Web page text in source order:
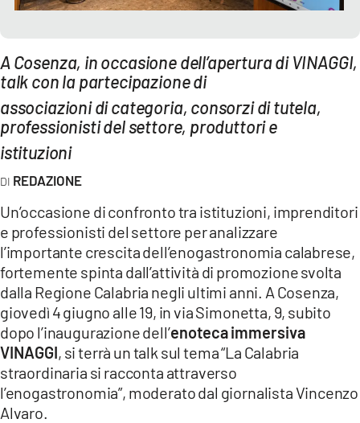
LAC ONAIR
LaC
Network
LACPLAY.IT
LACTV.IT
LACONAIR.IT
LACITYMAG.IT
ILREGGINO.IT
COSENZACHANNEL.IT
ILVIBONESE.IT
CATANZAROCHANNEL.IT
LACAPITALENEWS.IT
App
ANDROID
A Cosenza, in occasione dell’apertura di VINAGGI,
talk con la partecipazione di
associazioni di categoria, consorzi di tutela,
professionisti del settore, produttori e
istituzioni
REDAZIONE
Un’occasione di confronto tra istituzioni, imprenditori
e professionisti del settore per analizzare
l’importante crescita dell’enogastronomia calabrese,
fortemente spinta dall’attività di promozione svolta
dalla Regione Calabria negli ultimi anni. A Cosenza,
giovedì 4 giugno alle 19, in via Simonetta, 9, subito
dopo l’inaugurazione dell’enoteca immersiva
VINAGGI, si terrà un talk sul tema “La Calabria
straordinaria si racconta attraverso
l’enogastronomia”, moderato dal giornalista Vincenzo
Alvaro.